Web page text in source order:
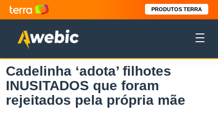
PRODUTOS TERRA
Cadelinha ‘adota’ filhotes
INUSITADOS que foram
rejeitados pela própria mãe